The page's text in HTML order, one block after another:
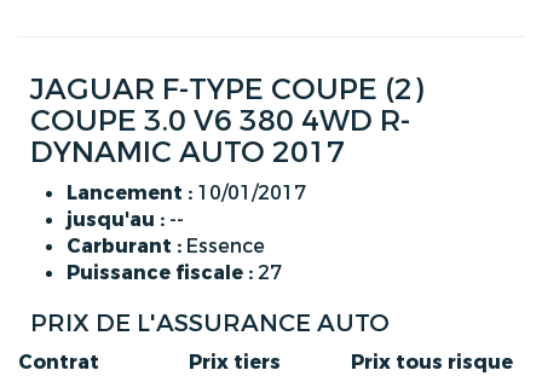
JAGUAR F-TYPE COUPE (2)
COUPE 3.0 V6 380 4WD R-
DYNAMIC AUTO 2017
Lancement : 10/01/2017
jusqu'au : --
Carburant : Essence
Puissance fiscale : 27
PRIX DE L'ASSURANCE AUTO
Contrat Prix tiers
Prix tous risque